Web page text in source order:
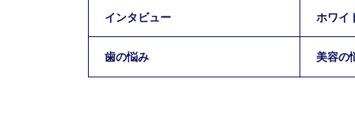
【導入前の課題】
や歯周病になるリスクを回避すること。
インタビュー ホワイ
歯の悩み 美容の